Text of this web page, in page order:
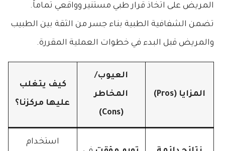
المريض على اتخاذ قرار طبي مستنير وواقعي تماماً.
تضمن الشفافية الطبية بناء جسر من الثقة بين الطبيب
والمريض قبل البدء في خطوات العملية المقررة.
المزايا (Pros)
العيوب/
المخاطر
(Cons)
كيف يتغلب
عليها مركزنا؟
استخدام